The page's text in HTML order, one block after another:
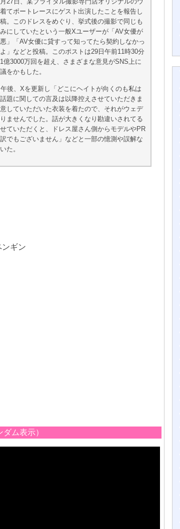
てボートレースにゲスト出演したことを報告し
。このドレスをめぐり、挙式後の撮影で同じも
にしていたという一般Xユーザーが「AV女優が
」「AV女優に貸すって知ってたら契約しなかっ
」などと投稿。このポストは29日午前11時30分
億3000万回を超え、さまざまな意見がSNS上に
をかもした。
後、Xを更新し「どこにヘイトが向くのも私は
題に関しての言及は以降控えさせていただきま
していただいた衣装を着たので、それがウェデ
ませんでした。話が大きくなり勘違いされてる
ていただくと、ドレス屋さん側からモデルやPR
でもございません」などと一部の憶測や誤解な
た。
ンギン
ム表示）